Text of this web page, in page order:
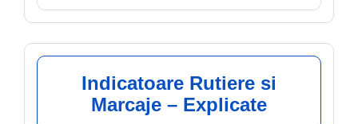
Indicatoare Rutiere si
Marcaje – Explicate